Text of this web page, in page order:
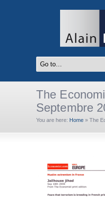
The
Septembre
You are here: Home » The